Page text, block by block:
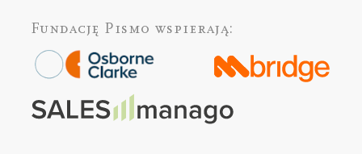
Fundację Pismo wspierają: